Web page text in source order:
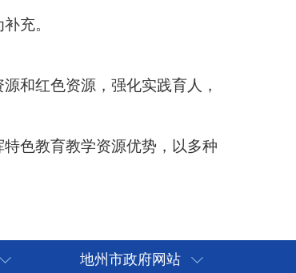
以多种
地州市政府网站